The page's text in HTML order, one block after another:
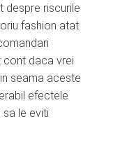
despre riscurile
fashion atat
cont daca vrei
seama aceste
efectele
le eviti